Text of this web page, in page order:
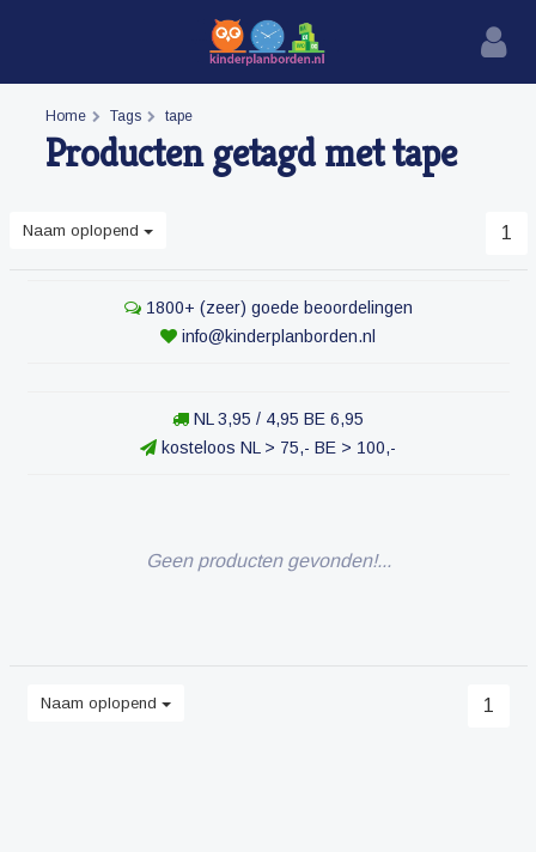
Home Tags tape
Producten getagd met tape
Naam oplopend 1
1800+ (zeer) goede beoordelingen
info@kinderplanborden.nl
NL 3,95 / 4,95 BE 6,95
kosteloos NL > 75,- BE > 100,-
Geen producten gevonden!...
Naam oplopend 1